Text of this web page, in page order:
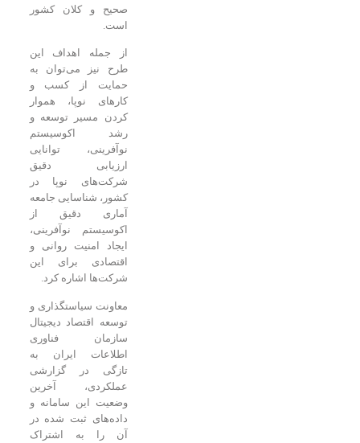
صحیح و کلان کشور
از جمله اهداف این
طرح نیز می‌توان به
حمایت از کسب و
کارهای نوپا، هموار
کردن مسیر توسعه و
رشد اکوسیستم
نوآفرینی، توانایی
ارزیابی دقیق
شرکت‌های نوپا در
کشور، شناسایی جامعه
آماری دقیق از
اکوسیستم نوآفرینی،
ایجاد امنیت روانی و
اقتصادی برای این
شرکت‌ها اشاره کرد.
معاونت سیاستگذاری و
توسعه اقتصاد دیجیتال
سازمان فناوری
اطلاعات ایران به
تازگی در گزارشی
عملکردی، آخرین
وضعیت این سامانه و
داده‌های ثبت شده در
آن را به اشتراک